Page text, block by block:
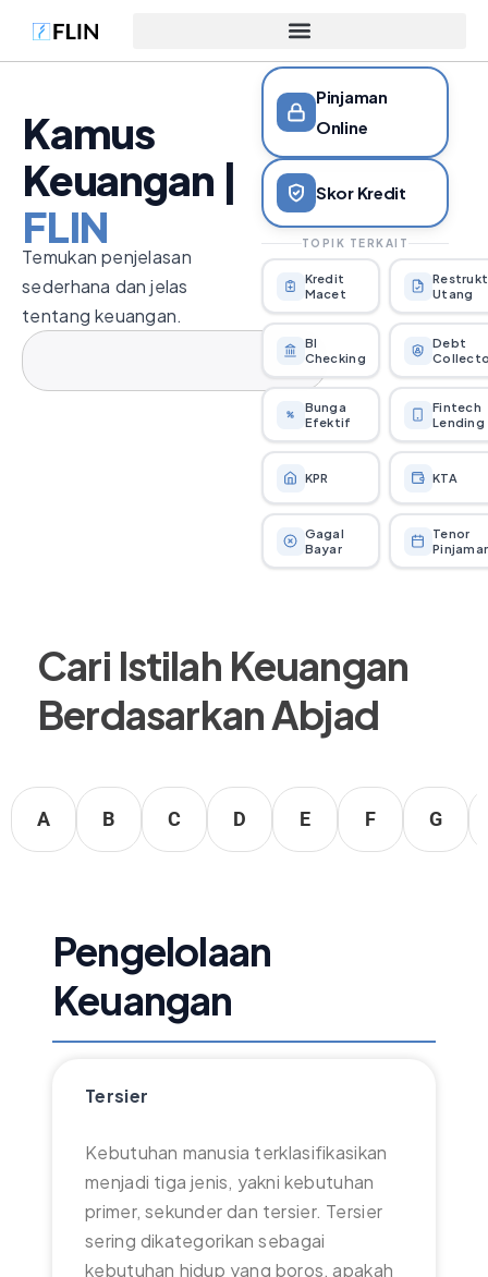
Kamus
Keuangan |
FLIN
Temukan penjelasan
sederhana dan jelas
tentang keuangan.
Pinjaman
Online
Skor Kredit
TOPIK TERKAIT
Kredit
Macet
Utang
BI
Checking
Debt
Bunga
Efektif
Fintech
Lending
KPR KTA
Gagal
Bayar
Tenor
Cari Istilah Keuangan
Berdasarkan Abjad
A B C D E F G
Pengelolaan
Keuangan
Tersier
Kebutuhan manusia terklasifikasikan
menjadi tiga jenis, yakni kebutuhan
primer, sekunder dan tersier. Tersier
sering dikategorikan sebagai
kebutuhan hidup yang boros, apakah